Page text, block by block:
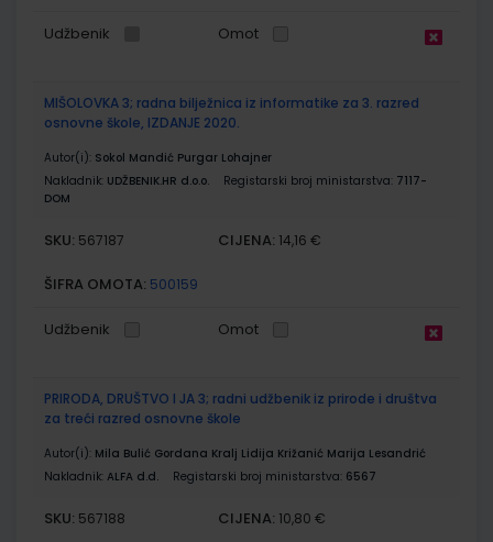
Udžbenik Omot
MIŠOLOVKA 3; radna bilježnica iz informatike za 3. razred
osnovne škole, IZDANJE 2020.
Autor(i): Sokol Mandić Purgar Lohajner
Nakladnik: UDŽBENIK.HR d.o.o. Registarski broj ministarstva: 7117-
DOM
SKU: 567187 CIJENA: 14,16 €
ŠIFRA OMOTA: 500159
Udžbenik Omot
PRIRODA, DRUŠTVO I JA 3; radni udžbenik iz prirode i društva
za treći razred osnovne škole
Autor(i): Mila Bulić Gordana Kralj Lidija Križanić Marija Lesandrić
Nakladnik: ALFA d.d. Registarski broj ministarstva: 6567
SKU: 567188 CIJENA: 10,80 €